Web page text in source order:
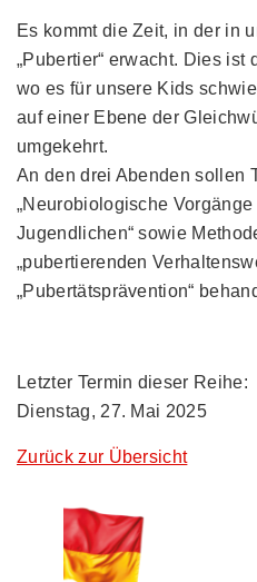
Es kommt die Zeit, in der in
„Pubertier“ erwacht. Dies ist
wo es für unsere Kids
auf einer Ebene der
umgekehrt.
An den drei Abenden sollen
„Neurobiologische
Jugendlichen“ sowie
„pubertierenden
„Pubertätsprävention“
Letzter Termin dieser Reihe:
Dienstag, 27. Mai 2025
Zurück zur Übersicht